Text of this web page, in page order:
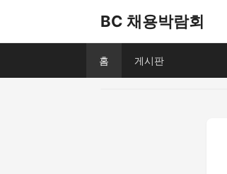
BC 채용박람회
홈 게시판